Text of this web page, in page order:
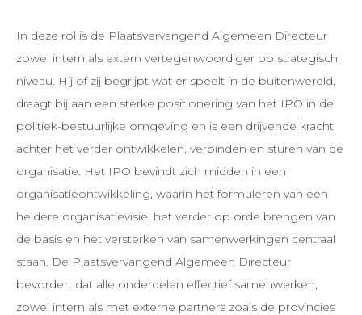
In deze rol is de Plaatsvervangend Algemeen Directeur
zowel intern als extern vertegenwoordiger op strategisch
niveau. Hij of zij begrijpt wat er speelt in de buitenwereld,
draagt bij aan een sterke positionering van het IPO in de
politiek-bestuurlijke omgeving en is een drijvende kracht
achter het verder ontwikkelen, verbinden en sturen van de
organisatie. Het IPO bevindt zich midden in een
organisatieontwikkeling, waarin het formuleren van een
heldere organisatievisie, het verder op orde brengen van
de basis en het versterken van samenwerkingen centraal
staan. De Plaatsvervangend Algemeen Directeur
bevordert dat alle onderdelen effectief samenwerken,
zowel intern als met externe partners zoals de provincies